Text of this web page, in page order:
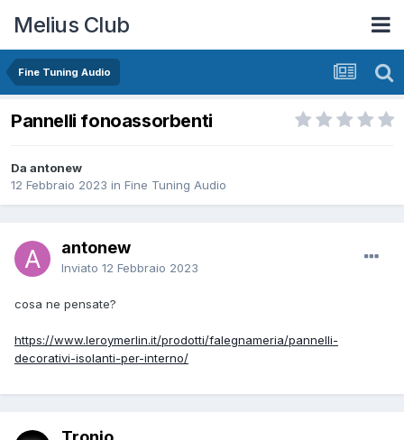
Melius Club
Fine Tuning Audio
Pannelli fonoassorbenti
Da antonew
12 Febbraio 2023 in Fine Tuning Audio
antonew
Inviato 12 Febbraio 2023
cosa ne pensate?
https://www.leroymerlin.it/prodotti/falegnameria/pannelli-
decorativi-isolanti-per-interno/